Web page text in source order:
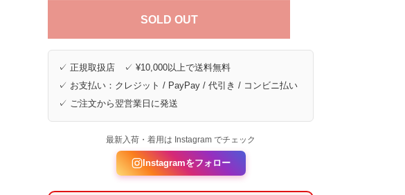
SOLD OUT
✓ 正規取扱店 ✓ ¥10,000以上で送料無料
✓ お支払い：クレジット / PayPay / 代引き / コンビニ払い
✓ ご注文から翌営業日に発送
最新入荷・着用は Instagram でチェック
Instagramをフォロー